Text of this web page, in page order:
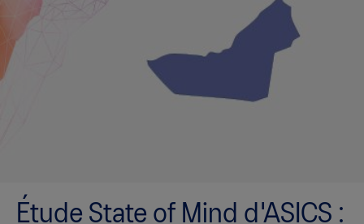
Étude State of Mind d'ASICS :